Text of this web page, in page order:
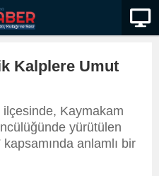
Kalplere Umut
ilçesinde, Kaymakam
yürütülen
anlamlı bir